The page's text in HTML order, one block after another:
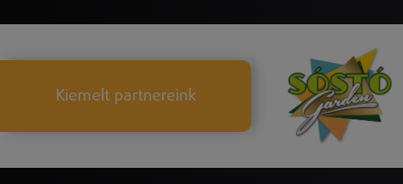
Kiemelt partnereink